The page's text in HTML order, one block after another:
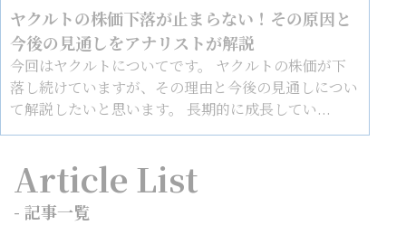
ヤクルトの株価下落が止まらない！その原因と
今後の見通しをアナリストが解説
今回はヤクルトについてです。 ヤクルトの株価が下
落し続けていますが、その理由と今後の見通しについ
て解説したいと思います。 長期的に成長してい...
Article List
- 記事一覧